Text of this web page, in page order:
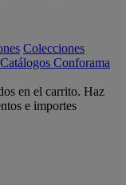
Colecciones
Catálogos Conforama
en el carrito. Haz
e importes